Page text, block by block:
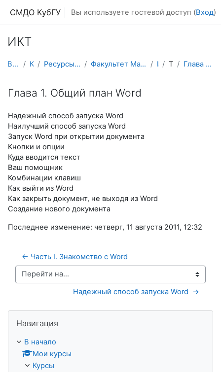
СМДО КубГУ Вы используете гостевой доступ (Вход)
ИКТ
В начало Курсы Ресурсы подразделений КубГУ Факультет Математики и компьютерных наук ИКТ Тема 8 Глава 1. Общий план Word
Глава 1. Общий план Word
Надежный способ запуска Word
Наилучший способ запуска Word
Запуск Word при открытии документа
Кнопки и опции
Куда вводится текст
Ваш помощник
Комбинации клавиш
Как выйти из Word
Как закрыть документ, не выходя из Word
Создание нового документа
Последнее изменение: четверг, 11 августа 2011, 12:32
← Часть I. Знакомство с Word
Перейти на...
Надежный способ запуска Word  →
Навигация
В начало
Мои курсы
Курсы